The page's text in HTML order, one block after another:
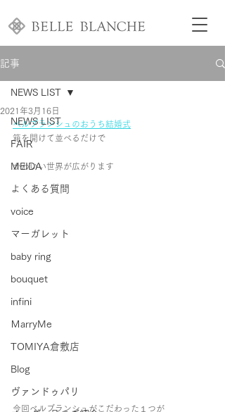
記事
NEWS LIST
FAIR
MEIDA
よくある質問
voice
マーガレット
baby ring
bouquet
infini
ＭarryMe
TOMIYA倉敷店
Blog
ヴァンドゥパリ
NEWS LIST
2021年3月16日
ベルブランシュのおうち結婚式
箱を開けて並べるだけで
かわいい世界が広がります
今回ベルブランシュがこだわった１つが